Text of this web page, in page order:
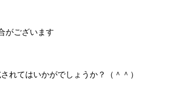
がございます
れてはいかがでしょうか？（＾＾）